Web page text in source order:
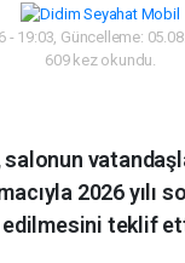
- 19:03, Güncelleme:
609 kez okundu.
2026 yılı
teklif